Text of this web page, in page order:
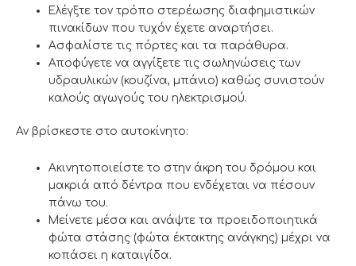
Ελέγξτε τον τρόπο στερέωσης διαφημιστικών
πινακίδων που τυχόν έχετε αναρτήσει.
Ασφαλίστε τις πόρτες και τα παράθυρα.
Αποφύγετε να αγγίξετε τις σωληνώσεις των
υδραυλικών (κουζίνα, μπάνιο) καθώς συνιστούν
καλούς αγωγούς του ηλεκτρισμού.
Αν βρίσκεστε στο αυτοκίνητο:
Ακινητοποιείστε το στην άκρη του δρόμου και
μακριά από δέντρα που ενδέχεται να πέσουν
πάνω του.
Μείνετε μέσα και ανάψτε τα προειδοποιητικά
φώτα στάσης (φώτα έκτακτης ανάγκης) μέχρι να
κοπάσει η καταιγίδα.